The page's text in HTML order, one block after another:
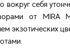
вокруг себя
от MIRA
экзотических